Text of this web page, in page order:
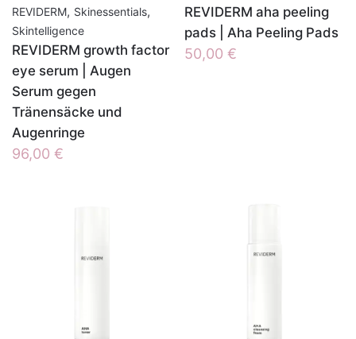
REVIDERM, Skinessentials,
Skintelligence
REVIDERM growth factor
eye serum | Augen
Serum gegen
Tränensäcke und
Augenringe
96,00 €
REVIDERM aha peeling
pads | Aha Peeling Pads
50,00 €